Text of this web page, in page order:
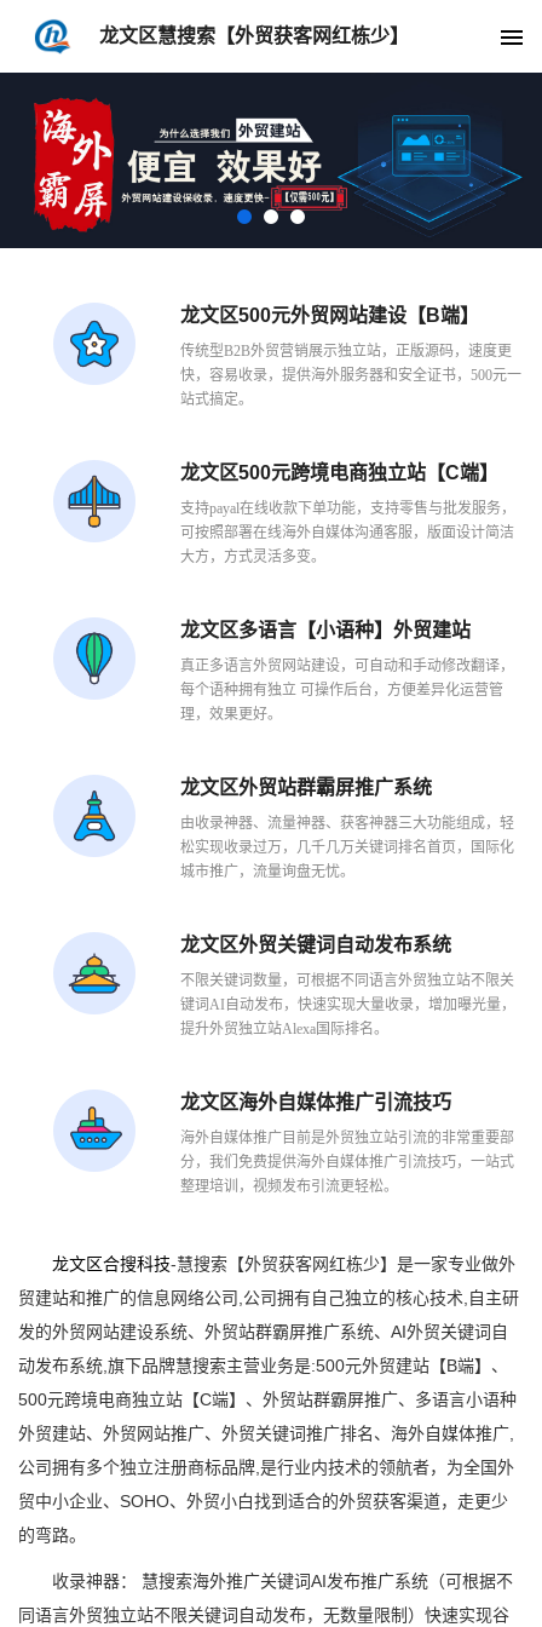
龙文区慧搜索【外贸获客网红栋少】
1 2 3
龙文区500元外贸网站建设【B端】
传统型B2B外贸营销展示独立站，正版源码，速度更
快，容易收录，提供海外服务器和安全证书，500元一
站式搞定。
龙文区500元跨境电商独立站【C端】
支持payal在线收款下单功能，支持零售与批发服务，
可按照部署在线海外自媒体沟通客服，版面设计简洁
大方，方式灵活多变。
龙文区多语言【小语种】外贸建站
真正多语言外贸网站建设，可自动和手动修改翻译，
每个语种拥有独立 可操作后台，方便差异化运营管
理，效果更好。
龙文区外贸站群霸屏推广系统
由收录神器、流量神器、获客神器三大功能组成，轻
松实现收录过万，几千几万关键词排名首页，国际化
城市推广，流量询盘无忧。
龙文区外贸关键词自动发布系统
不限关键词数量，可根据不同语言外贸独立站不限关
键词AI自动发布，快速实现大量收录，增加曝光量，
提升外贸独立站Alexa国际排名。
龙文区海外自媒体推广引流技巧
海外自媒体推广目前是外贸独立站引流的非常重要部
分，我们免费提供海外自媒体推广引流技巧，一站式
整理培训，视频发布引流更轻松。
龙文区合搜科技-慧搜索【外贸获客网红栋少】是一家专业做外
贸建站和推广的信息网络公司,公司拥有自己独立的核心技术,自主研
发的外贸网站建设系统、外贸站群霸屏推广系统、AI外贸关键词自
动发布系统,旗下品牌慧搜索主营业务是:500元外贸建站【B端】、
500元跨境电商独立站【C端】、外贸站群霸屏推广、多语言小语种
外贸建站、外贸网站推广、外贸关键词推广排名、海外自媒体推广,
公司拥有多个独立注册商标品牌,是行业内技术的领航者，为全国外
贸中小企业、SOHO、外贸小白找到适合的外贸获客渠道，走更少
的弯路。
收录神器： 慧搜索海外推广关键词AI发布推广系统（可根据不
同语言外贸独立站不限关键词自动发布，无数量限制）快速实现谷